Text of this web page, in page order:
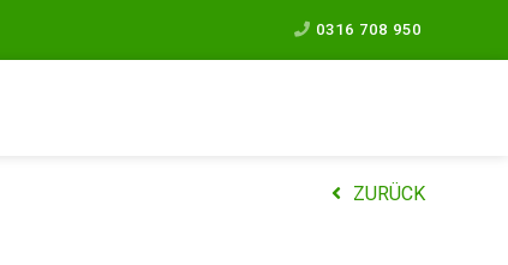
0316 708 950
ZURÜCK